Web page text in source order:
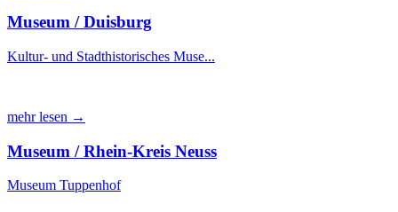
Museum / Duisburg
Kultur- und Stadthistorisches Muse...
mehr lesen →
Museum / Rhein-Kreis Neuss
Museum Tuppenhof